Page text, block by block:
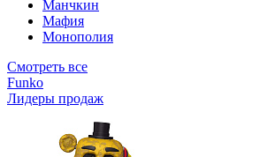
Манчкин
Мафия
Монополия
Смотреть все
Funko
Лидеры продаж